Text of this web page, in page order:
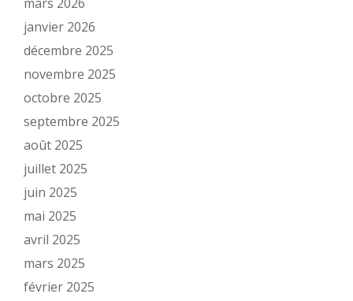
janvier 2026
décembre 2025
novembre 2025
octobre 2025
septembre 2025
août 2025
juillet 2025
juin 2025
mai 2025
avril 2025
mars 2025
février 2025